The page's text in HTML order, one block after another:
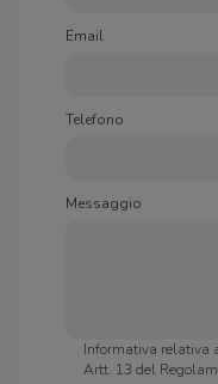
Email
Telefono
Messaggio
Informativa relativa
Artt. 13 del